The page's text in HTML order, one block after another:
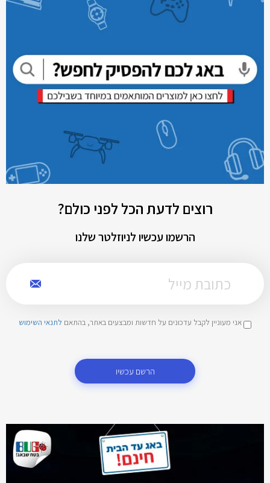
רוצים לדעת הכל לפני כולם?
הרשמו עכשיו לניוזלטר שלנו
אני מעוניין לקבל עדכונים על חדשות ומבצעים באתר, בהתאם לתנאי השימוש
הרשם עכשיו